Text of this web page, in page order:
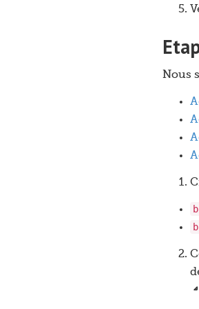
Nous